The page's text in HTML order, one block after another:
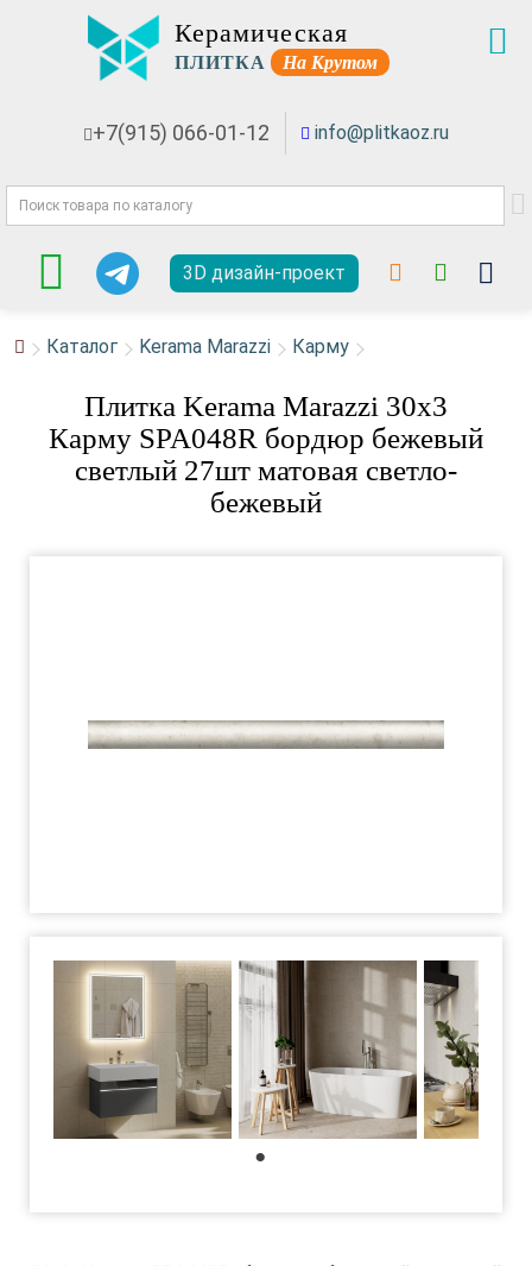
Керамическая
ПЛИТКА На Крутом
+7(915) 066-01-12 info@plitkaoz.ru
3D дизайн-проект
Каталог Kerama Marazzi Карму
Плитка Kerama Marazzi 30x3
Карму SPA048R бордюр бежевый
светлый 27шт матовая светло-
бежевый